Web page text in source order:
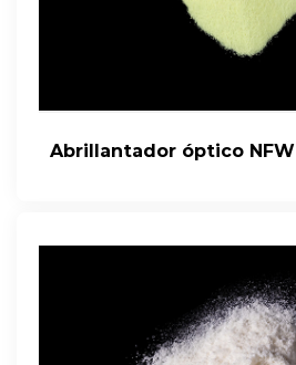
Abrillantador óptico NFW